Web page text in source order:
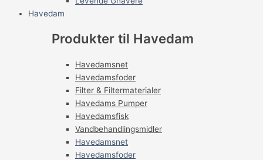
Havedam
Produkter til Havedam
Havedamsnet
Havedamsfoder
Filter & Filtermaterialer
Havedams Pumper
Havedamsfisk
Vandbehandlingsmidler
Havedamsnet
Havedamsfoder